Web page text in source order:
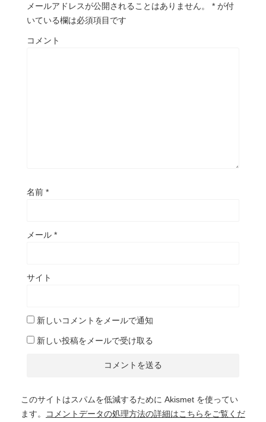
メールアドレスが公開されることはありません。 * が付
いている欄は必須項目です
コメント
名前 *
メール *
サイト
新しいコメントをメールで通知
新しい投稿をメールで受け取る
このサイトはスパムを低減するために Akismet を使ってい
ます。
コメントデータの処理方法の詳細はこちらをご覧くだ